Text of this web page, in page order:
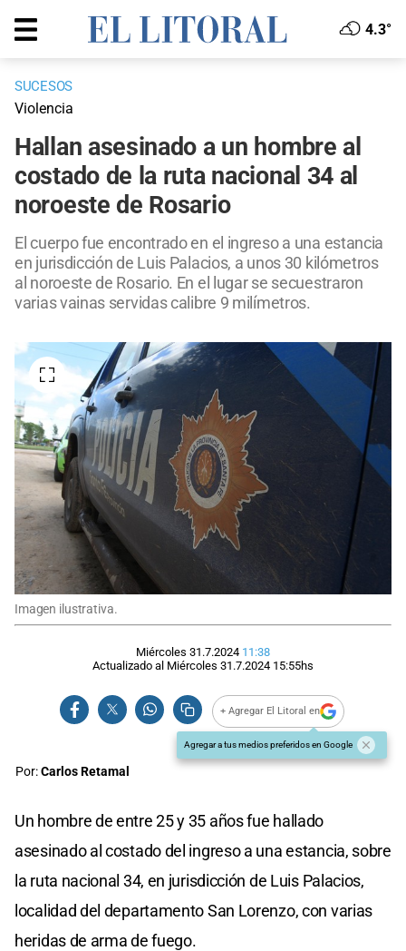
4.3°
SUCESOS
Violencia
Hallan asesinado a un hombre al
costado de la ruta nacional 34 al
noroeste de Rosario
El cuerpo fue encontrado en el ingreso a una estancia
en jurisdicción de Luis Palacios, a unos 30 kilómetros
al noroeste de Rosario. En el lugar se secuestraron
varias vainas servidas calibre 9 milímetros.
Imagen ilustrativa.
Miércoles 31.7.2024 11:38
Actualizado al Miércoles 31.7.2024 15:55hs
+ Agregar El Litoral en
Agregar a tus medios preferidos en Google
Por:Carlos Retamal
Un hombre de entre 25 y 35 años fue hallado
asesinado al costado del ingreso a una estancia, sobre
la ruta nacional 34, en jurisdicción de Luis Palacios,
localidad del departamento San Lorenzo, con varias
heridas de arma de fuego.